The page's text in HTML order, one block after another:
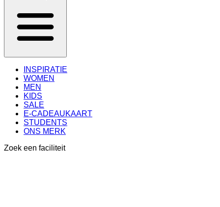
INSPIRATIE
WOMEN
MEN
KIDS
SALE
E-CADEAUKAART
STUDENTS
ONS MERK
Zoek een faciliteit